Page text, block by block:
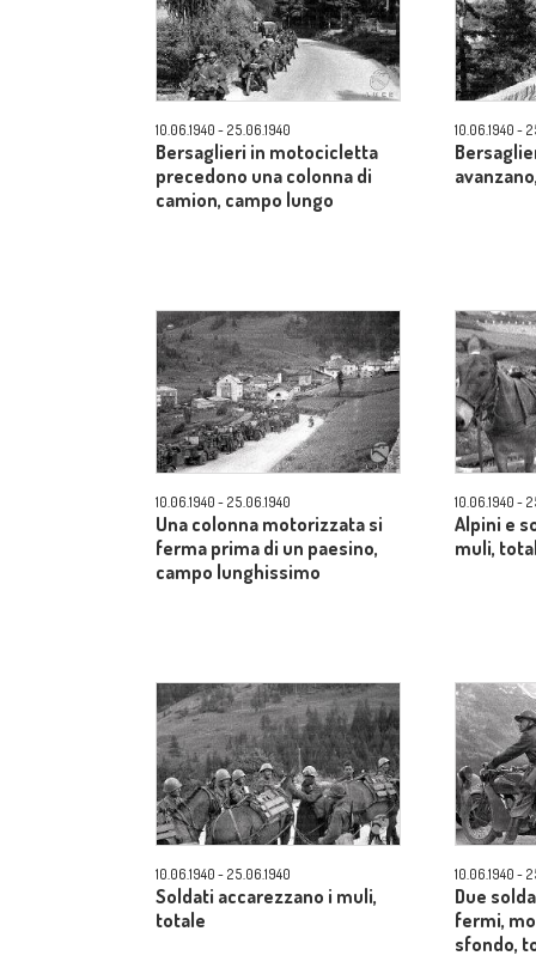
10.06.1940 - 25.06.1940
Bersaglieri in motocicletta
precedono una colonna di
camion, campo lungo
10.06.1940 -
10.06.1940 - 25.06.1940
Una colonna motorizzata si
ferma prima di un paesino,
campo lunghissimo
10.06.1940 -
Alpini e
muli,
10.06.1940 - 25.06.1940
Soldati accarezzano i muli,
totale
10.06.1940 -
Due
fermi,
sfondo,